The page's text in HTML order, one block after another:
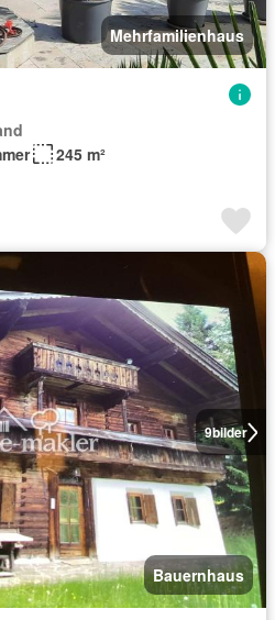
Mehrfamilienhaus
245 m²
9bilder
Bauernhaus